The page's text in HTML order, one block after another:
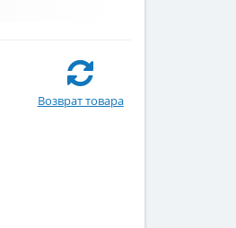
Возврат товара